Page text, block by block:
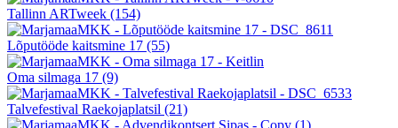
Tallinn ARTweek (154)
Lõputööde kaitsmine 17 (55)
Oma silmaga 17 (9)
Talvefestival Raekojaplatsil (21)